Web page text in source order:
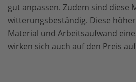
gut anpassen. Zudem sind diese
witterungsbeständig. Diese
Material und Arbeitsaufwand
wirken sich auch auf den Preis